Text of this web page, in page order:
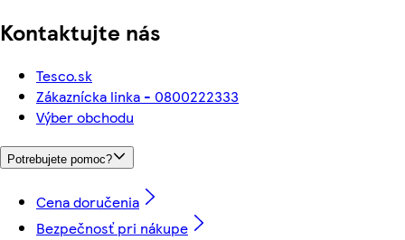
Kontaktujte nás
Tesco.sk
Zákaznícka linka - 0800222333
Výber obchodu
Potrebujete pomoc?
Cena doručenia
Bezpečnosť pri nákupe